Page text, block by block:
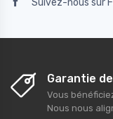
Suivez-nous sur
Garantie
Vous
Nous nous